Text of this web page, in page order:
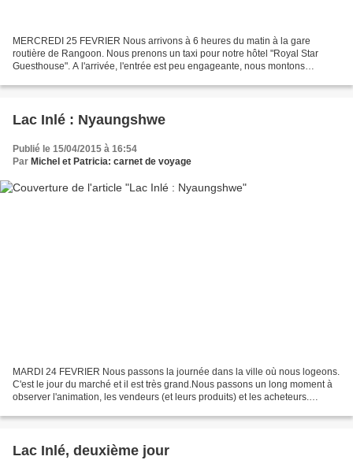
MERCREDI 25 FEVRIER Nous arrivons à 6 heures du matin à la gare
routière de Rangoon. Nous prenons un taxi pour notre hôtel "Royal Star
Guesthouse". A l'arrivée, l'entrée est peu engageante, nous montons
Lac Inlé : Nyaungshwe
Publié le 15/04/2015 à 16:54
Par Michel et Patricia: carnet de voyage
MARDI 24 FEVRIER Nous passons la journée dans la ville où nous logeons.
C'est le jour du marché et il est très grand.Nous passons un long moment à
observer l'animation, les vendeurs (et leurs produits) et les acheteurs.
Lac Inlé, deuxième jour